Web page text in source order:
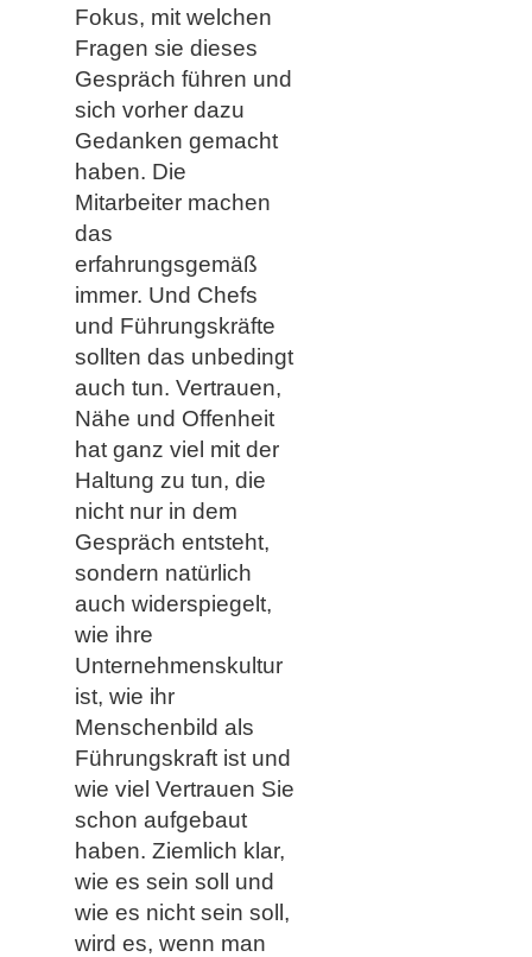
Fokus, mit welchen
Fragen sie dieses
Gespräch führen und
sich vorher dazu
Gedanken gemacht
haben. Die
Mitarbeiter machen
das
erfahrungsgemäß
immer. Und Chefs
und Führungskräfte
sollten das unbedingt
auch tun. Vertrauen,
Nähe und Offenheit
hat ganz viel mit der
Haltung zu tun, die
nicht nur in dem
Gespräch entsteht,
sondern natürlich
auch widerspiegelt,
wie ihre
Unternehmenskultur
ist, wie ihr
Menschenbild als
Führungskraft ist und
wie viel Vertrauen Sie
schon aufgebaut
haben. Ziemlich klar,
wie es sein soll und
wie es nicht sein soll,
wird es, wenn man